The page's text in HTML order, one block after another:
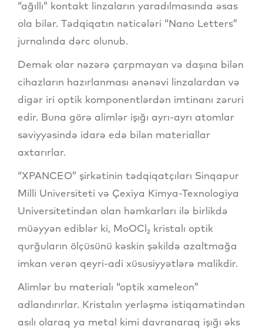
“ağıllı” kontakt linzaların yaradılmasında əsas
ola bilər. Tədqiqatın nəticələri “Nano Letters”
jurnalında dərc olunub.
Demək olar nəzərə çarpmayan və daşına bilən
cihazların hazırlanması ənənəvi linzalardan və
digər iri optik komponentlərdən imtinanı zəruri
edir. Buna görə alimlər işığı ayrı-ayrı atomlar
səviyyəsində idarə edə bilən materiallar
axtarırlar.
“XPANCEO” şirkətinin tədqiqatçıları Sinqapur
Milli Universiteti və Çexiya Kimya-Texnologiya
Universitetindən olan həmkarları ilə birlikdə
müəyyən ediblər ki, MoOCl₂ kristalı optik
qurğuların ölçüsünü kəskin şəkildə azaltmağa
imkan verən qeyri-adi xüsusiyyətlərə malikdir.
Alimlər bu materialı “optik xameleon”
adlandırırlar. Kristalın yerləşmə istiqamətindən
asılı olaraq ya metal kimi davranaraq işığı əks